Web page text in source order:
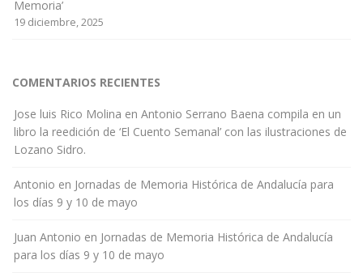
Memoria’
19 diciembre, 2025
COMENTARIOS RECIENTES
Jose luis Rico Molina en Antonio Serrano Baena compila en un
libro la reedición de ‘El Cuento Semanal’ con las ilustraciones de
Lozano Sidro.
Antonio en Jornadas de Memoria Histórica de Andalucía para
los días 9 y 10 de mayo
Juan Antonio en Jornadas de Memoria Histórica de Andalucía
para los días 9 y 10 de mayo